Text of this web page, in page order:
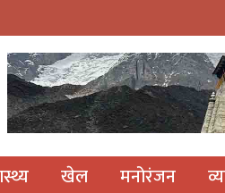
खेल मनोरंजन